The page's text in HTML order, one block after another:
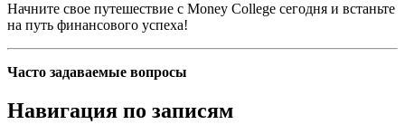
Начните свое путешествие с Money College сегодня и встаньте
на путь финансового успеха!
Часто задаваемые вопросы
Навигация по записям